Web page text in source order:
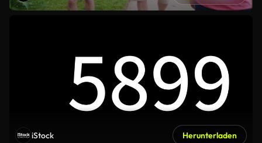
iStock Herunterladen